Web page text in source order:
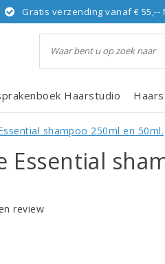
Gratis verzending vanaf € 55,--
Haarstudio
shampoo 250ml en 50ml.
Essential
review